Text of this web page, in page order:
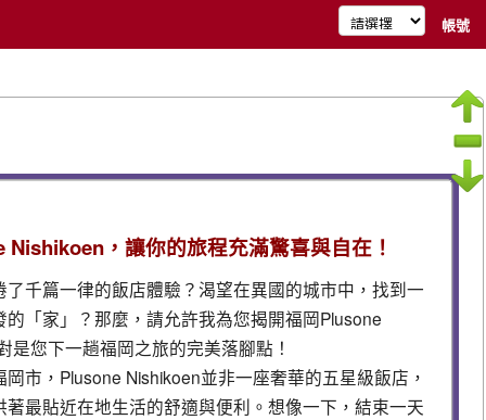
帳號
，讓你的旅程充滿驚喜與自在！
千篇一律的飯店體驗？渴望在異國的城市中，找到一
「家」？那麼，請允許我為您揭開福岡Plusone
是您下一趟福岡之旅的完美落腳點！
市，Plusone Nishikoen並非一座奢華的五星級飯店，
最貼近在地生活的舒適與便利。想像一下，結束一天